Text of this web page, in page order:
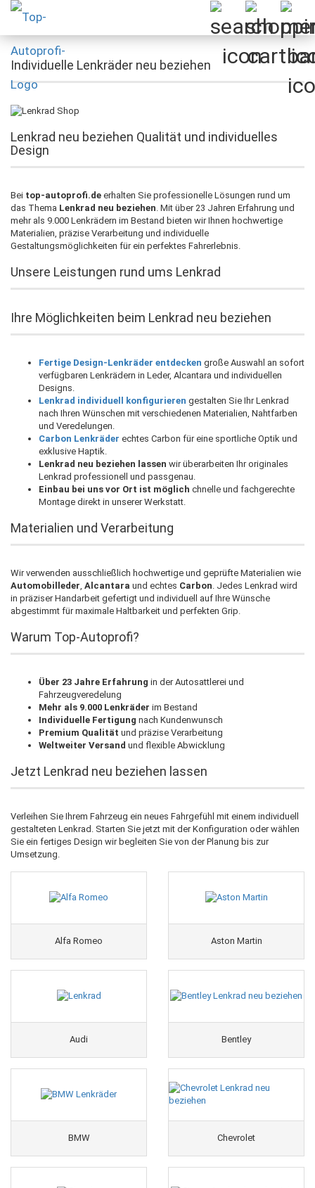
Individuelle Lenkräder neu beziehen
Lenkrad neu beziehen Qualität und individuelles
Design
Bei top-autoprofi.de erhalten Sie professionelle Lösungen rund um
das Thema Lenkrad neu beziehen . Mit über 23 Jahren Erfahrung und
mehr als 9.000 Lenkrädern im Bestand bieten wir Ihnen hochwertige
Materialien, präzise Verarbeitung und individuelle
Gestaltungsmöglichkeiten für ein perfektes Fahrerlebnis.
Unsere Leistungen rund ums Lenkrad
Ihre Möglichkeiten beim Lenkrad neu beziehen
Fertige Design-Lenkräder entdecken große Auswahl an sofort
verfügbaren Lenkrädern in Leder, Alcantara und individuellen
Designs.
Lenkrad individuell konfigurieren gestalten Sie Ihr Lenkrad
nach Ihren Wünschen mit verschiedenen Materialien, Nahtfarben
und Veredelungen.
Carbon Lenkräder echtes Carbon für eine sportliche Optik und
exklusive Haptik.
Lenkrad neu beziehen lassen wir überarbeiten Ihr originales
Lenkrad professionell und passgenau.
Einbau bei uns vor Ort ist möglich chnelle und fachgerechte
Montage direkt in unserer Werkstatt.
Materialien und Verarbeitung
Wir verwenden ausschließlich hochwertige und geprüfte Materialien wie
Automobilleder Alcantara und echtes Carbon . Jedes Lenkrad wird
in präziser Handarbeit gefertigt und individuell auf Ihre Wünsche
abgestimmt für maximale Haltbarkeit und perfekten Grip.
Warum Top-Autoprofi?
Über 23 Jahre Erfahrung in der Autosattlerei und
Fahrzeugveredelung
Mehr als 9.000 Lenkräder im Bestand
Individuelle Fertigung nach Kundenwunsch
Premium Qualität und präzise Verarbeitung
Weltweiter Versand und flexible Abwicklung
Jetzt Lenkrad neu beziehen lassen
Verleihen Sie Ihrem Fahrzeug ein neues Fahrgefühl mit einem individuell
gestalteten Lenkrad. Starten Sie jetzt mit der Konfiguration oder wählen
Sie ein fertiges Design wir begleiten Sie von der Planung bis zur
Umsetzung.
Alfa Romeo Aston Martin
Audi Bentley
BMW Chevrolet